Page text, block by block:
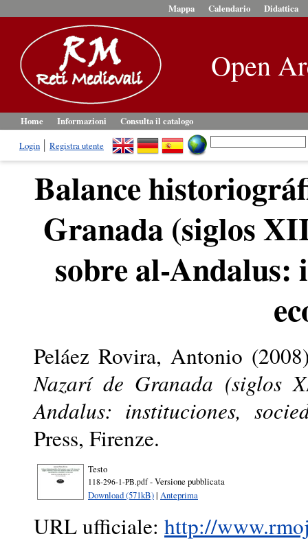
Mappa Calendario Didattica
Open
Home Informazioni
Consulta il catalogo
Login
Registra utente
Balance
Granada (siglos
sobre al-Andalus:
Peláez Rovira, Antonio
Nazarí de Granada (siglos
Andalus: instituciones,
Press, Firenze.
Testo
118-296-1-PB.pdf- Versione pubblicata
Download (571kB)| Anteprima
URL ufficiale: http://